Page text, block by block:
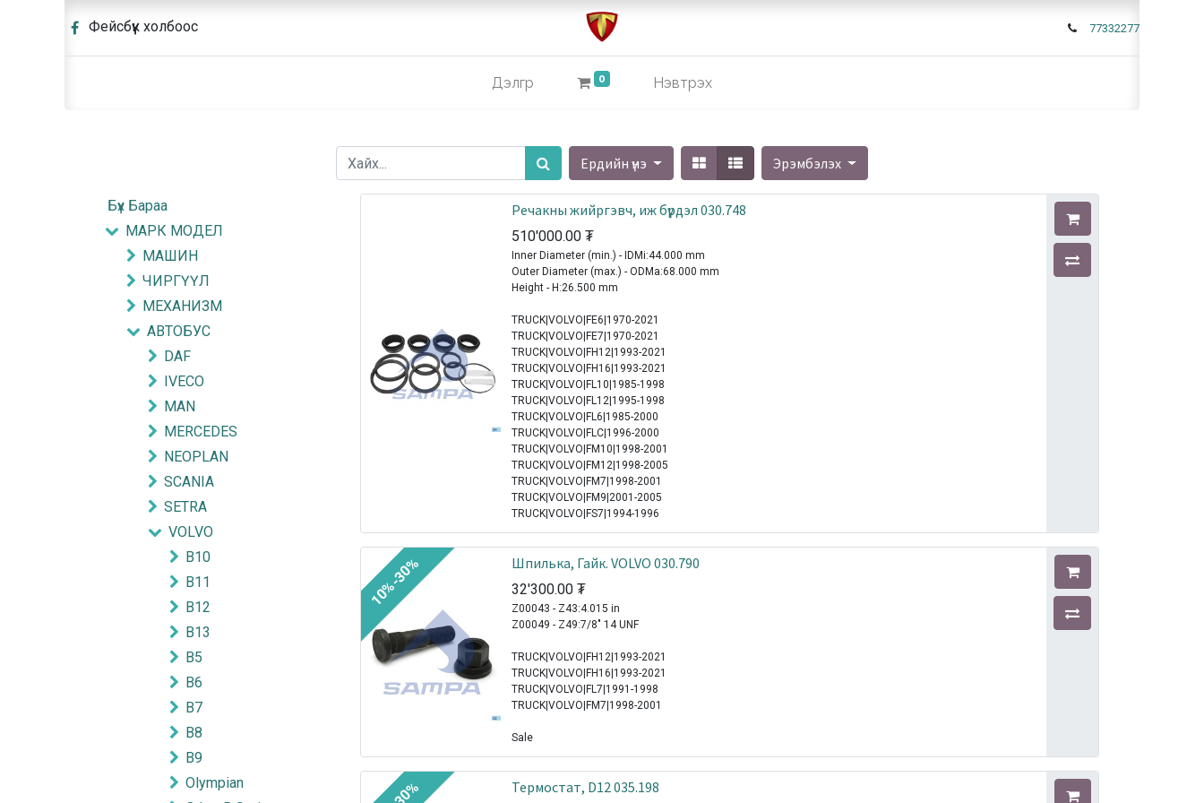
Фейсбүүк холбоос 77332277
Дэлгүүр 0 Нэвтрэх
Ердийн үнэ Эрэмбэлэх
Бүх Бараа
МАРК МОДЕЛ
МАШИН
ЧИРГҮҮЛ
МЕХАНИЗМ
АВТОБУС
DAF
IVECO
MAN
MERCEDES
NEOPLAN
SCANIA
SETRA
VOLVO
B10
B11
B12
B13
B5
B6
B7
B8
B9
Olympian
Речакны жийргэвч, иж бүрдэл 030.748
510'000.00 ₮
Inner Diameter (min.) - IDMi:44.000 mm
Outer Diameter (max.) - ODMa:68.000 mm
Height - H:26.500 mm
TRUCK|VOLVO|FE6|1970-2021
TRUCK|VOLVO|FE7|1970-2021
TRUCK|VOLVO|FH12|1993-2021
TRUCK|VOLVO|FH16|1993-2021
TRUCK|VOLVO|FL10|1985-1998
TRUCK|VOLVO|FL12|1995-1998
TRUCK|VOLVO|FL6|1985-2000
TRUCK|VOLVO|FLC|1996-2000
TRUCK|VOLVO|FM10|1998-2001
TRUCK|VOLVO|FM12|1998-2005
TRUCK|VOLVO|FM7|1998-2001
TRUCK|VOLVO|FM9|2001-2005
TRUCK|VOLVO|FS7|1994-1996
Шпилька, Гайк. VOLVO 030.790
32'300.00 ₮
Z00043 - Z43:4.015 in
Z00049 - Z49:7/8" 14 UNF
TRUCK|VOLVO|FH12|1993-2021
TRUCK|VOLVO|FH16|1993-2021
TRUCK|VOLVO|FL7|1991-1998
TRUCK|VOLVO|FM7|1998-2001
Sale
10%-30%
Термостат, D12 035.198